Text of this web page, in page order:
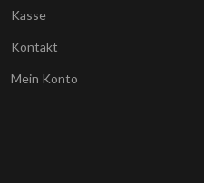
Kasse
Kontakt
Mein Konto